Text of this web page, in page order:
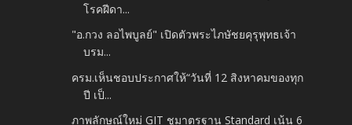
โรคฝีดา...
"อ.กวง ลอไพบูลย์" เปิดตัวพระไภษัชยคุรุพุทธเจ้า
บรม...
ครม.เห็นชอบประกาศให้“วันที่ 12 สิงหาคมของทุก
ปี เป็...
ภาพลักษณ์ใหม่ GIT ชูมาตรฐาน Standard เน้น 6